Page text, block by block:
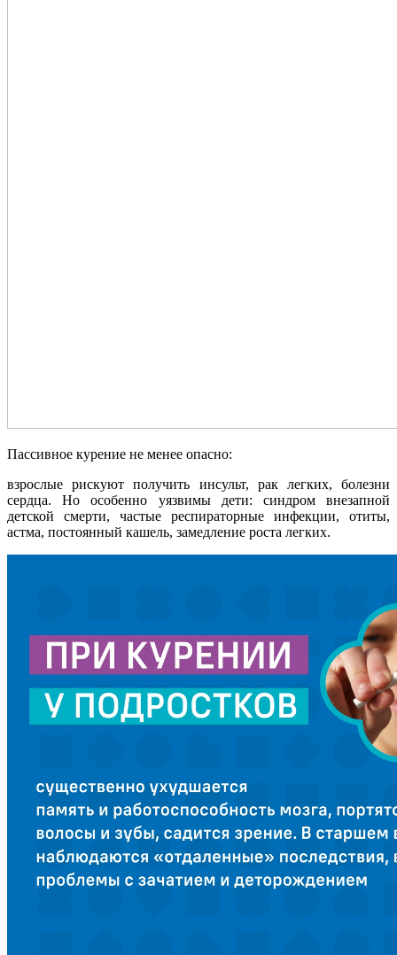
Пассивное курение не менее опасно:
взрослые рискуют получить инсульт, рак легких, болезни
сердца. Но особенно уязвимы дети: синдром внезапной
детской смерти, частые респираторные инфекции, отиты,
астма, постоянный кашель, замедление роста легких.